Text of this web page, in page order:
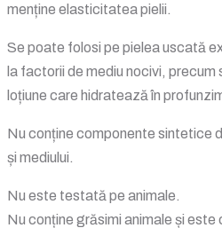
menține elasticitatea pielii.
Se poate folosi pe pielea uscată
la factorii de mediu nocivi,
loțiune care hidratează în
Nu conține componente sintetice
și mediului.
Nu este testată pe animale.
Nu conține grăsimi animale și